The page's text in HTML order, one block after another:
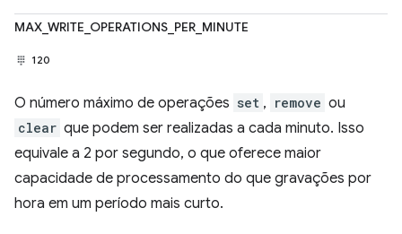
MAX_WRITE_OPERATIONS_PER_MINUTE
120
O número máximo de operações set , remove ou
clear que podem ser realizadas a cada minuto. Isso
equivale a 2 por segundo, o que oferece maior
capacidade de processamento do que gravações por
hora em um período mais curto.